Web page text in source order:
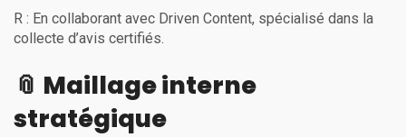
R : En collaborant avec Driven Content, spécialisé dans la
collecte d’avis certifiés.
📎 Maillage interne
stratégique